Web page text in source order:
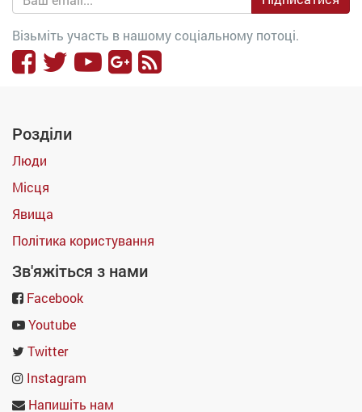
Візьміть участь в нашому соціальному потоці.
Розділи
Люди
Місця
Явища
Політика користування
Зв'яжіться з нами
Facebook
Youtube
Twitter
Instagram
Напишіть нам